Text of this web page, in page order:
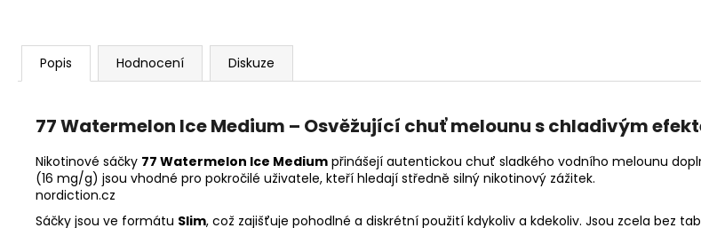
Popis Hodnocení Diskuze
77 Watermelon Ice Medium – Osvěžující chuť melounu s chladivým
Nikotinové sáčky 77 Watermelon Ice Medium přinášejí autentickou chuť sladkého vodního melounu
(16 mg/g) jsou vhodné pro pokročilé uživatele, kteří hledají středně silný nikotinový zážitek.
nordiction.cz
Sáčky jsou ve formátu Slim, což zajišťuje pohodlné a diskrétní použití kdykoliv a kdekoliv. Jsou zcela bez